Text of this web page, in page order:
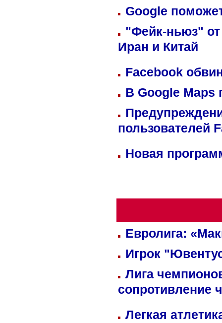
Google
"Фейк-ньюз" от
Иран и Китай
Facebook
В Google Maps
пользователей
Новая
Евролига:
Игрок
Лига
сопротивление
Легкая